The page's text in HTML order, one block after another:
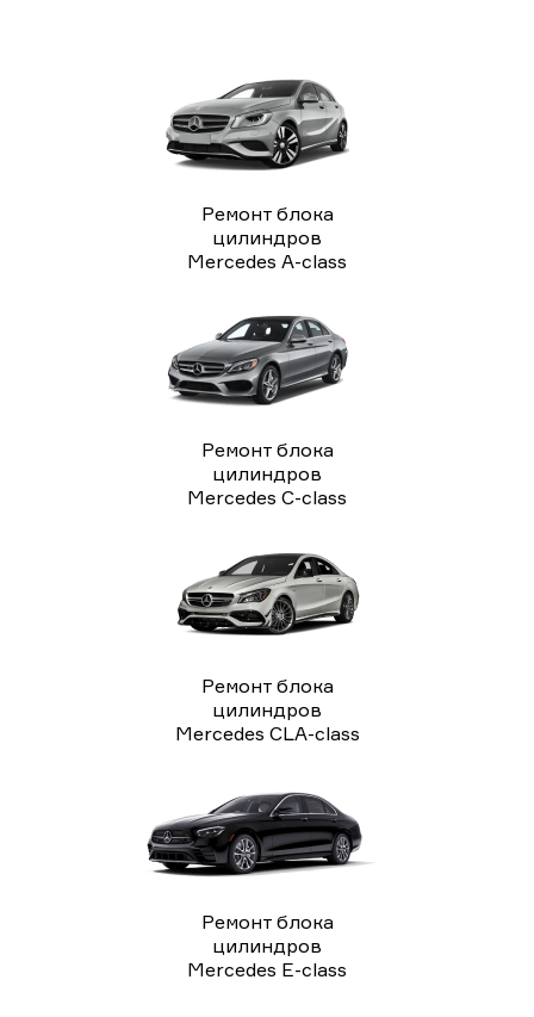
Ремонт блока
цилиндров
Mercedes A-class
Ремонт блока
цилиндров
Mercedes C-class
Ремонт блока
цилиндров
Mercedes CLA-class
Ремонт блока
цилиндров
Mercedes E-class